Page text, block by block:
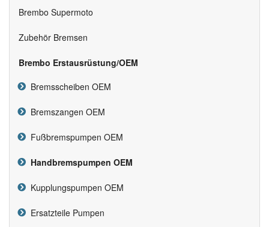
Brembo Supermoto
Zubehör Bremsen
Brembo Erstausrüstung/OEM
Bremsscheiben OEM
Bremszangen OEM
Fußbremspumpen OEM
Handbremspumpen OEM
Kupplungspumpen OEM
Ersatzteile Pumpen